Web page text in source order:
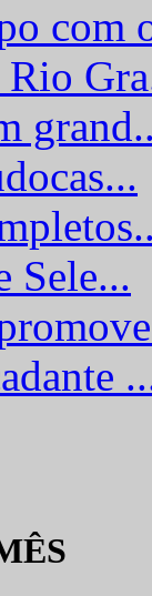
com
Rio
Sele...